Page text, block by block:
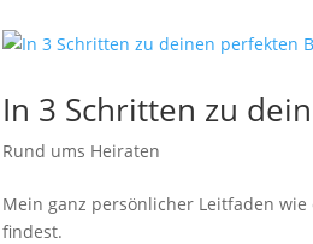
In 3 Schritten zu
Rund ums Heiraten
Mein ganz persönlicher Leitfaden
findest.